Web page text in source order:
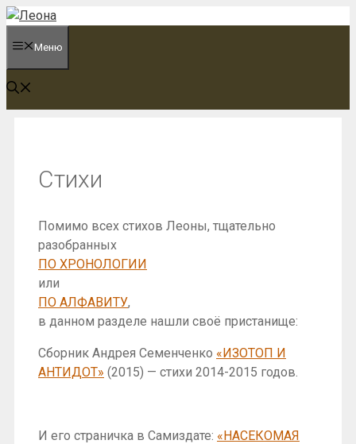
Перейти
содержимому
Меню
Стихи
Помимо всех стихов Леоны, тщательно
разобранных
ПО ХРОНОЛОГИИ
или
ПО АЛФАВИТУ,
в данном разделе нашли своё пристанище:
Сборник Андрея Семенченко «ИЗОТОП И
АНТИДОТ» (2015) — стихи 2014-2015 годов.
И его страничка в Самиздате: «НАСЕКОМАЯ